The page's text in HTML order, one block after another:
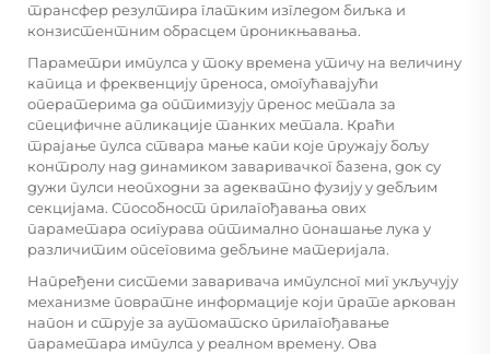
трансфер резултира глатким изгледом биљка и
конзистентним обрасцем проникњавања.
Параметри импулса у току времена утичу на величину
капица и фреквенцију преноса, омогућавајући
оператерима да оптимизују пренос метала за
специфичне апликације танких метала. Краћи
трајање пулса ствара мање капи које пружају бољу
контролу над динамиком заваривачког базена, док су
дужи пулси неопходни за адекватно фузију у дебљим
секцијама. Способност прилагођавања ових
параметара осигурава оптимално понашање лука у
различитим опсеговима дебљине материјала.
Напређени системи заваривача импулсног миг укључују
механизме повратне информације који прате аркован
напон и струје за аутоматско прилагођавање
параметара импулса у реалном времену. Ова